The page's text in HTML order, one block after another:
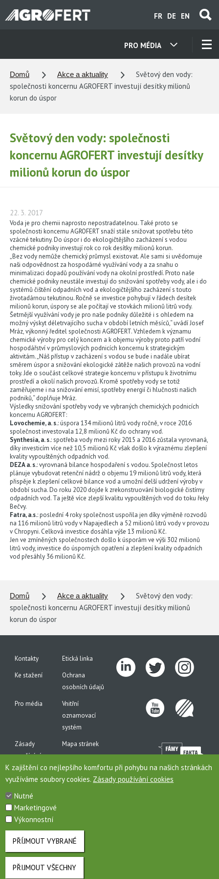
EN
DE
FR
PRO MÉDIA
KONTAKTY
KARIÉRA
Domů Akce a aktuality
Světový den vody:
společnosti koncernu AGROFERT investují desítky milionů
korun do úspor
Světový den vody: společnosti
koncernu AGROFERT investují desítky
milionů korun do úspor
22. 3. 2017
Voda je pro chemii naprosto nepostradatelnou. Také proto se
společnosti koncernu AGROFERT snaží stále snižovat spotřebu této
vzácné tekutiny. Do úspor i do ekologičtějšího zacházení s vodou
chemické podniky investují rok co rok desítky milionů korun.
„Bez vody nemůže chemický průmysl existovat. Ale sami si uvědomuje
naši odpovědnost za hospodárné využívání vody a za snahu o
minimalizaci dopadů používání vody na okolní prostředí. Proto naše
chemické podniky neustále investují do snižování spotřeby vody, ale i do
systémů čištění odpadních vod a ekologičtějšího zacházení s touto
životadárnou tekutinou. Ročně se investice pohybují v řádech desítek
milionů korun, úspory se ale počítají ve stovkách milionů litrů vody.
Šetrnější využívání vody je pro naše podniky důležité i s ohledem na
možný výskyt déletrvajícího sucha v období letních měsíců,“ uvádí Josef
Mráz, výkonný ředitel společnosti AGROFERT. Vzhledem k významu
chemické výroby pro celý koncern a k objemu výroby proto patří vodní
hospodářství v průmyslových podnicích koncernu k strategickým
aktivitám. „Náš přístup v zacházení s vodou se bude i nadále ubírat
směrem úspor a snižování ekologické zátěže našich provozů na vodní
toky. Jde o součást celkové strategie koncernu v přístupu k životnímu
prostředí a okolí našich provozů. Kromě spotřeby vody se totiž
zaměřujeme i na snižování emisí, spotřeby energií či hlučnosti našich
podniků,“ doplňuje Mráz.
Výsledky snižování spotřeby vody ve vybraných chemických podnicích
koncernu AGROFERT:
Lovochemie, a. s.: úspora 134 milionů litrů vody ročně, v roce 2016
společnost investovala 12,8 milionů Kč do ochrany vod.
Synthesia, a. s.: spotřeba vody mezi roky 2015 a 2016 zůstala vyrovnaná,
díky investicím více než 10,5 milionů Kč však došlo k výraznému zlepšení
kvality vypouštěných odpadních vod.
DEZA a. s.: vyrovnaná bilance hospodaření s vodou. Společnost letos
plánuje vybudovat retenční nádrž o objemu 19 milionů litrů vody, která
přispěje k zlepšení celkové bilance vod a umožní delší udržení výroby v
období sucha. Do roku 2020 dojde k zrekonstruování biologické čistírny
odpadních vod. Ta ještě více zlepší kvalitu vypouštěných vod do toku řeky
Bečvy.
Fatra, a.s.: poslední 4 roky společnost uspořila jen díky výměně rozvodů
na 116 milionů litrů vody v Napajedlech a 52 milionů litrů vody v provozu
v Chropyni. Celková investice dosáhla výše 13 milionů Kč.
Jen ve zmíněných společnostech došlo k úsporám ve výši 302 milionů
litrů vody, investice do úsporných opatření a zlepšení kvality odpadních
vod přesáhly 36 milionů Kč.
Domů Akce a aktuality
Světový den vody:
společnosti koncernu AGROFERT investují desítky milionů
korun do úspor
Kontakty
Etická linka
Ke stažení
Ochrana
osobních údajů
Pro média
Vnitřní
oznamovací
systém
Zásady
používání
cookies
Mapa stránek
Toto jsou internetové stránky společnosti AGROFERT, a.s., IČO 26185610, se sídlem na
adrese Pyšelská 2327/2, Chodov, 149 00 Praha 4, zapsané v obchodním rejstříku pod
K zajištění co nejlepšího komfortu při pohybu na našich stránkách
využíváme soubory cookies. Zásady používání cookies
Nutné
Marketingové
Výkonnostní
PŘÍJMOUT VYBRANÉ
PŘIJMOUT VŠECHNY